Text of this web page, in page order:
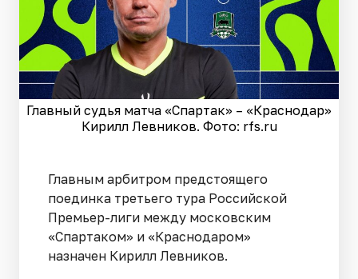
Главный судья матча «Спартак» – «Краснодар»
Кирилл Левников. Фото: rfs.ru
Главным арбитром предстоящего
поединка третьего тура Российской
Премьер-лиги между московским
«Спартаком» и «Краснодаром»
назначен Кирилл Левников.